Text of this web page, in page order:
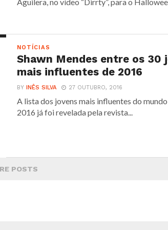
NOTÍCIAS
Shawn Mendes entre os 30
mais influentes de 2016
BYINÊS SILVA 27 OUTUBRO, 2016
A lista dos jovens mais influentes do
2016 já foi revelada pela revista...
POSTS